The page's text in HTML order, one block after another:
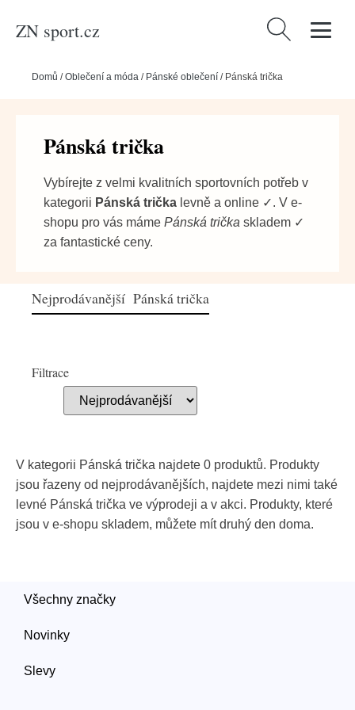
ZN sport.cz Vyhledávání
Domů /Oblečení a móda / Pánské oblečení / Pánská trička
Pánská trička
Vybírejte z velmi kvalitních sportovních potřeb v
kategorii Pánská trička levně a online ✓. V e-
shopu pro vás máme Pánská trička skladem ✓
za fantastické ceny.
Nejprodávanější Pánská trička
Filtrace
V kategorii Pánská trička najdete 0 produktů. Produkty
jsou řazeny od nejprodávanějších, najdete mezi nimi také
levné Pánská trička ve výprodeji a v akci. Produkty, které
jsou v e-shopu skladem, můžete mít druhý den doma.
Všechny značky
Novinky
Slevy